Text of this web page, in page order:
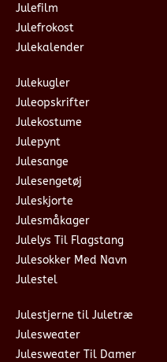
Julefilm
Julefrokost
Julekalender
Julekugler
Juleopskrifter
Julekostume
Julepynt
Julesange
Julesengetøj
Juleskjorte
Julesmåkager
Julelys Til Flagstang
Julesokker Med Navn
Julestel
Julestjerne til Juletræ
Julesweater
Julesweater Til Damer